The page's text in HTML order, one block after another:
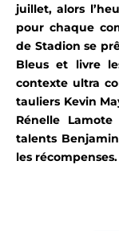
juillet, alors
pour chaque
de Stadion se
Bleus et livre
contexte ultra
tauliers Kevin
Rénelle
talents
les récompenses.